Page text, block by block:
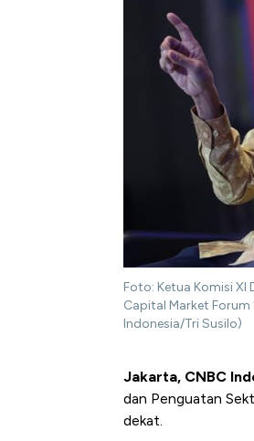
Foto: Ketua Komisi XI
Capital Market Forum
Indonesia/Tri Susilo)
Jakarta, CNBC
dan Penguatan
dekat.